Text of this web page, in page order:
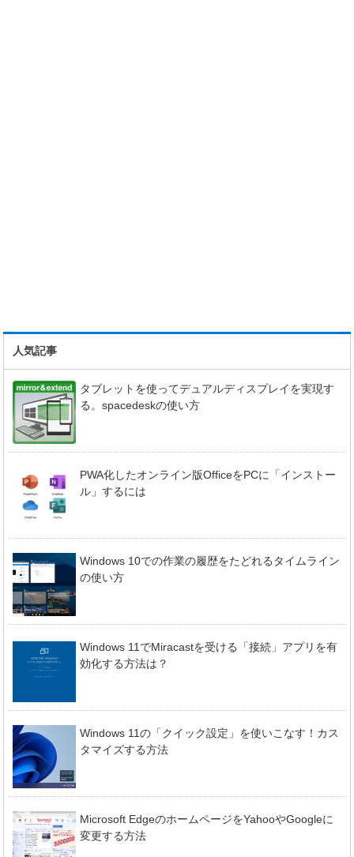
人気記事
タブレットを使ってデュアルディスプレイを実現す
る。spacedeskの使い方
PWA化したオンライン版OfficeをPCに「インストー
ル」するには
Windows 10での作業の履歴をたどれるタイムライン
の使い方
Windows 11でMiracastを受ける「接続」アプリを有
効化する方法は？
Windows 11の「クイック設定」を使いこなす！カス
タマイズする方法
Microsoft EdgeのホームページをYahooやGoogleに
変更する方法